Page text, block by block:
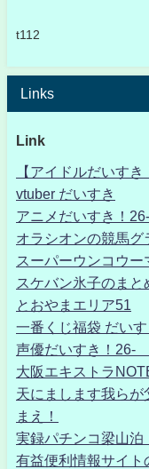
t112
Links
Link
【アイドルだいす
vtuber だいすき
アニメだいすき！26-
オラシオンの競馬グ
スーパーウンコウー
スケバン氷子のまと
とおやまエリア51
一番くじ福袋 だいす
声優だいすき！26-
大阪エキストラ
天にまします我らが
まえ！
実録パチンコ梁山泊
有益便利情報サイト